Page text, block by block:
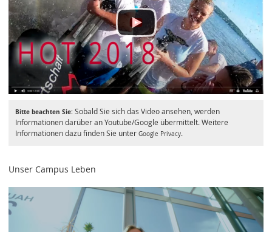
Bitte beachten Sie:Sobald Sie sich das Video ansehen, werden
Informationen darüber an Youtube/Google übermittelt. Weitere
Informationen dazu finden Sie unter Google Privacy.
Unser Campus Leben